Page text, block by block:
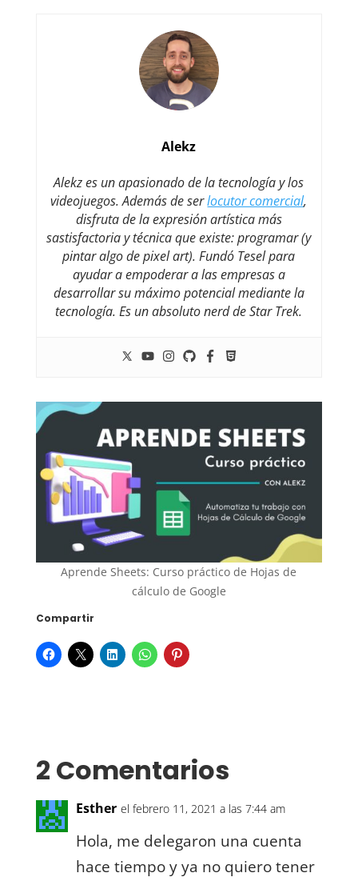
Alekz
Alekz es un apasionado de la tecnología y los
videojuegos. Además de serlocutor comercial,
disfruta de la expresión artística más
sastisfactoria y técnica que existe: programar (y
pintar algo de pixel art). Fundó Tesel para
ayudar a empoderar a las empresas a
desarrollar su máximo potencial mediante la
tecnología. Es un absoluto nerd de Star Trek.
Aprende Sheets: Curso práctico de Hojas de
cálculo de Google
Compartir
2 Comentarios
Esther el febrero 11, 2021 a las 7:44 am
Hola, me delegaron una cuenta
hace tiempo y ya no quiero tener